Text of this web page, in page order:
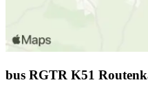
bus RGTR K51